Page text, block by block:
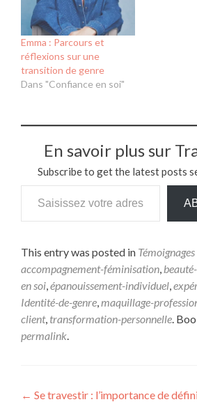
Emma : Parcours et
réflexions sur une
transition de genre
Dans "Confiance en soi"
En savoir plus sur
Subscribe to get the latest posts
This entry was posted in Témoignages
accompagnement-féminisation
en soi épanouissement-individuel
Identité-de-genre maquillage-
client, transformation-personnelle .
permalink
← Se travestir : l’importance de